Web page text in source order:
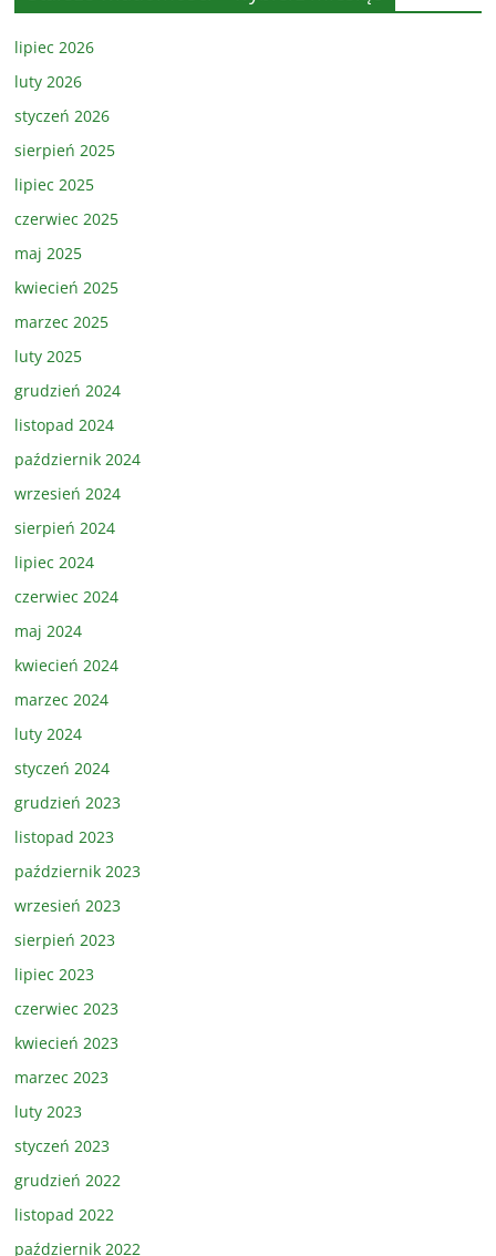
lipiec 2026
luty 2026
styczeń 2026
sierpień 2025
lipiec 2025
czerwiec 2025
maj 2025
kwiecień 2025
marzec 2025
luty 2025
grudzień 2024
listopad 2024
październik 2024
wrzesień 2024
sierpień 2024
lipiec 2024
czerwiec 2024
maj 2024
kwiecień 2024
marzec 2024
luty 2024
styczeń 2024
grudzień 2023
listopad 2023
październik 2023
wrzesień 2023
sierpień 2023
lipiec 2023
czerwiec 2023
kwiecień 2023
marzec 2023
luty 2023
styczeń 2023
grudzień 2022
listopad 2022
październik 2022